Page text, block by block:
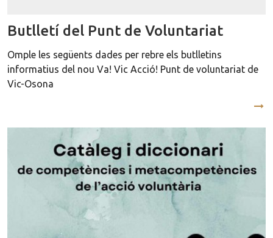
Butlletí del Punt de Voluntariat
Omple les següents dades per rebre els butlletins
informatius del nou Va! Vic Acció! Punt de voluntariat de
Vic-Osona